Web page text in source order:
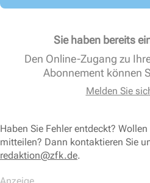
Sie haben bereits
Den Online-Zugang zu
Abonnement können
Melden Sie
Haben Sie Fehler entdeckt?
mitteilen? Dann kontaktieren Sie
redaktion@zfk.de.